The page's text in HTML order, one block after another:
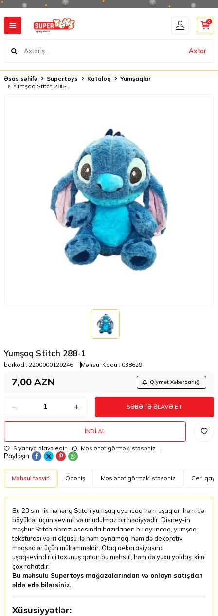
Axtar
0
Əsas səhifə Supertoys Kataloq
Yumşaqlar
Yumşaq Stitch 288-1
Yumşaq Stitch 288-1
barkod : 2200000129246 Məhsul Kodu : 038629
7,00 AZN Qiymət Xəbərdarlığı
SƏBƏTƏ ƏLAVƏ ET
İNDI AL
Siyahıya əlavə edin Məsləhət görmək istəsəniz
Paylaşın
Məhsul təsviri Ödəniş Məsləhət görmək istəsəniz Geri
Bu 23 sm-lik nəhəng Stitch yumşaq oyuncaq həm uşaqlar, həm də
böyüklər üçün sevimli və unudulmaz bir hədiyyədir. Disney-in
məşhur Stitch obrazı əsasında hazırlanan bu oyuncaq, yumşaq
teksturası və iri ölçüsü ilə həm oynamaq, həm də dekorativ
məqsədlər üçün mükəmməldir. Otaq dekorasiyasına
uşaqsevindirici toxunuş qatan bu məhsul, həm də yuxu yoldaşı kimi
çox rahatdır.
Bu məhsulu Supertoys mağazalarından və onlayn satışdan
əldə edə bilərsiniz.
Xüsusiyyətlər: